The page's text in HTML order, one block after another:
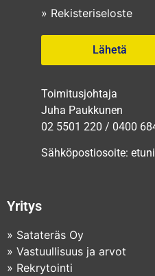
» Rekisteriseloste
Toimitusjohtaja
Juha Paukkunen
02 5501 220 / 0400
Sähköpostiosoite:
Yritys
» Satateräs Oy
» Vastuullisuus ja arvot
» Rekrytointi